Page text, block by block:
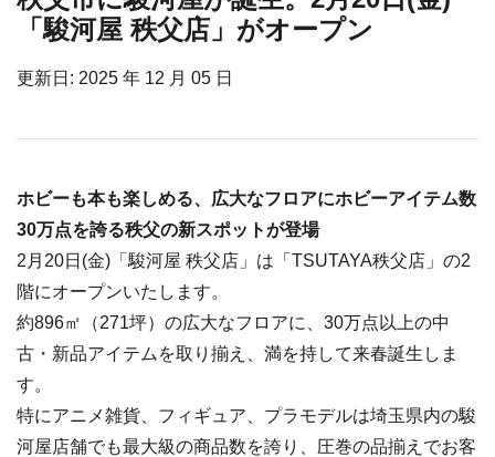
「駿河屋 秩父店」がオープン
更新日: 2025 年 12 月 05 日
ホビーも本も楽しめる、広大なフロアにホビーアイテム数
30万点を誇る秩父の新スポットが登場
2月20日(金)「駿河屋 秩父店」は「TSUTAYA秩父店」の2
階にオープンいたします。
約896㎡（271坪）の広大なフロアに、30万点以上の中
古・新品アイテムを取り揃え、満を持して来春誕生しま
す。
特にアニメ雑貨、フィギュア、プラモデルは埼玉県内の駿
河屋店舗でも最大級の商品数を誇り、圧巻の品揃えでお客